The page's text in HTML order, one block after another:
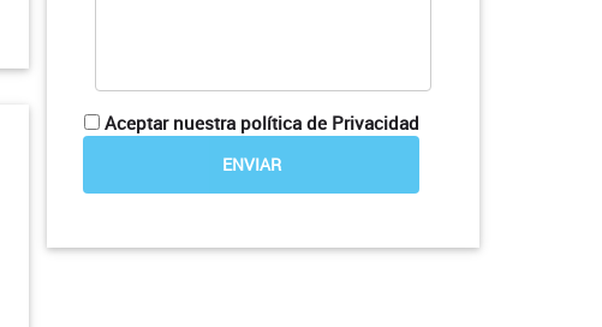
Aceptar nuestra política de Privacidad